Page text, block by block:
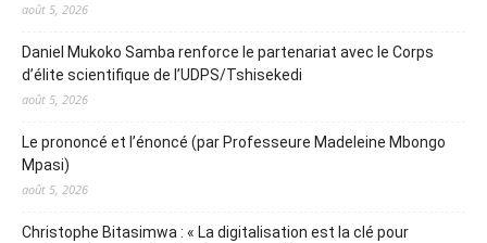
août 5, 2026
Daniel Mukoko Samba renforce le partenariat avec le Corps
d’élite scientifique de l’UDPS/Tshisekedi
août 5, 2026
Le prononcé et l’énoncé (par Professeure Madeleine Mbongo
Mpasi)
août 5, 2026
Christophe Bitasimwa : « La digitalisation est la clé pour